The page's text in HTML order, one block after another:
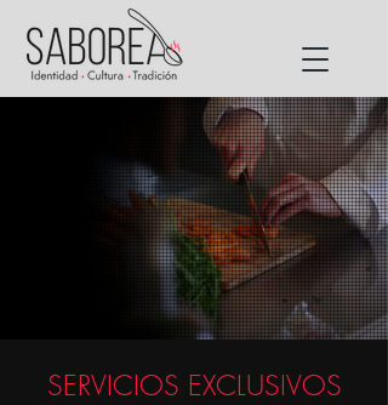
SERVICIOS EXCLUSIVOS